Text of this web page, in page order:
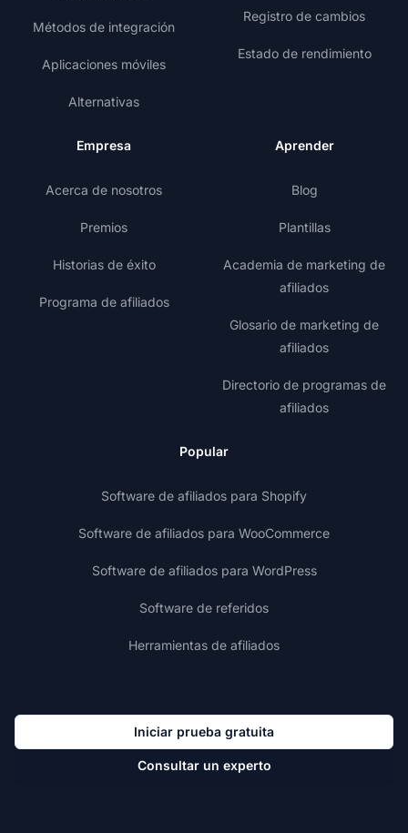
Métodos de integración
Aplicaciones móviles
Alternativas
Registro de cambios
Estado de rendimiento
Empresa
Acerca de nosotros
Premios
Historias de éxito
Programa de afiliados
Aprender
Blog
Plantillas
Academia de marketing de
afiliados
Glosario de marketing de
afiliados
Directorio de programas de
afiliados
Popular
Software de afiliados para Shopify
Software de afiliados para WooCommerce
Software de afiliados para WordPress
Software de referidos
Herramientas de afiliados
Iniciar prueba gratuita
Consultar un experto